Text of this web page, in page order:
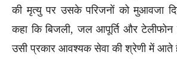
की मृत्यु पर उसके परिजनों को मुआवजा
कहा कि बिजली, जल आपूर्ति और टेलीफोन
उसी प्रकार आवश्यक सेवा की श्रेणी में आते